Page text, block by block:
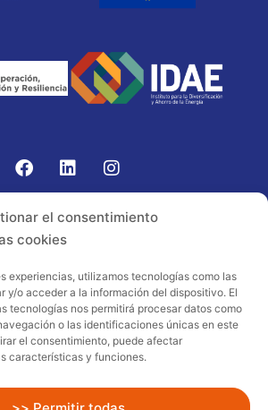
el consentimiento
cookies
experiencias, utilizamos tecnologías como las
y/o acceder a la información del dispositivo. El
tecnologías nos permitirá procesar datos como
o las identificaciones únicas en este
el consentimiento, puede afectar
características y funciones.
acogido al programa de
ligados al autoconsumo y
con fuentes de energía
así como a la implantación
residencial en el marco del Plan